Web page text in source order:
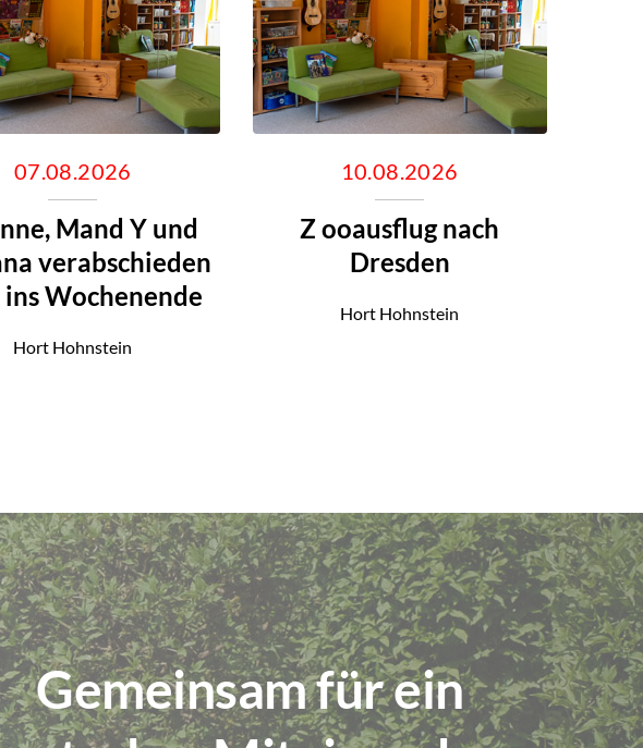
07.08.2026
Mand Y und
verabschieden
ins Wochenende
Hort Hohnstein
10.08.2026
Z ooausflug nach
Dresden
Hort Hohnstein
Gemeinsam für ein